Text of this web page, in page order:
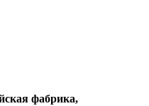
фабрика,